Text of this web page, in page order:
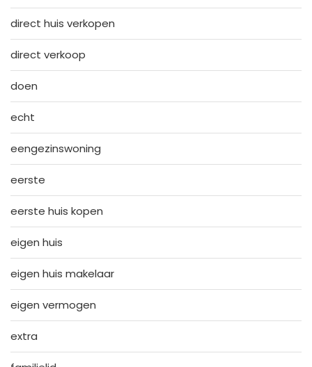
direct huis verkopen
direct verkoop
doen
echt
eengezinswoning
eerste
eerste huis kopen
eigen huis
eigen huis makelaar
eigen vermogen
extra